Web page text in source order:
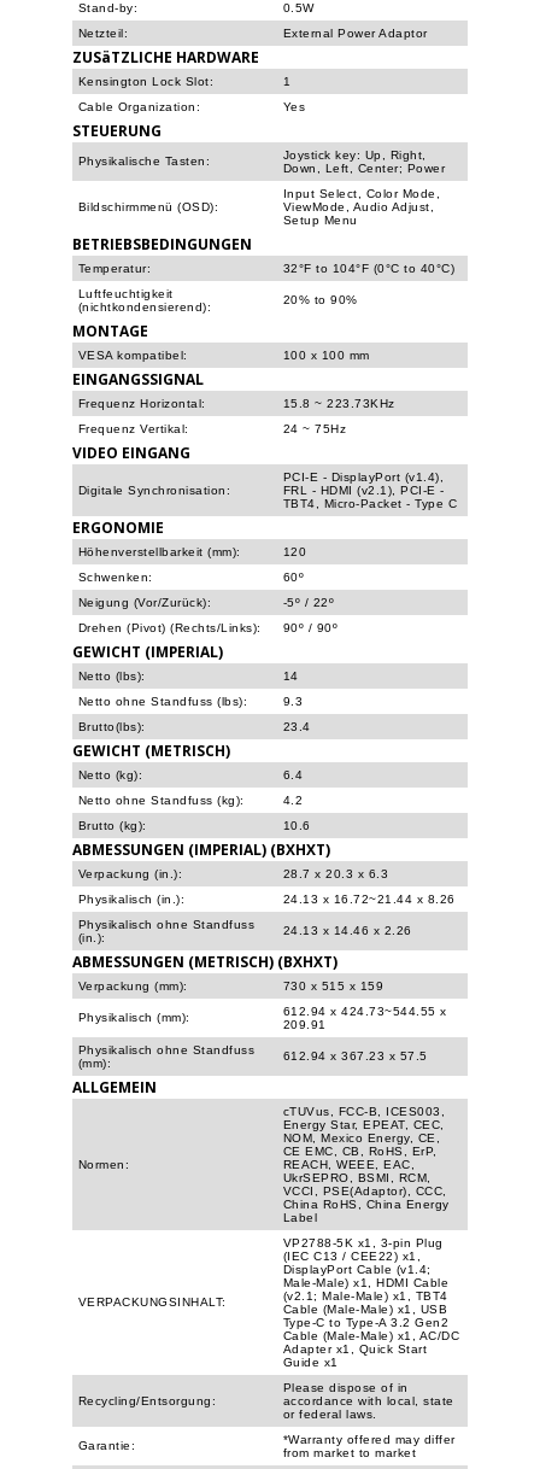
Stand-by:
0.5W
Netzteil:
External Power Adaptor
ZUSäTZLICHE HARDWARE
Kensington Lock Slot:
1
Cable Organization:
Yes
STEUERUNG
Physikalische Tasten:
Joystick key: Up, Right,
Down, Left, Center; Power
Bildschirmmenü (OSD):
Input Select, Color Mode,
ViewMode, Audio Adjust,
Setup Menu
BETRIEBSBEDINGUNGEN
Temperatur:
32°F to 104°F (0°C to 40°C)
Luftfeuchtigkeit
(nichtkondensierend):
20% to 90%
MONTAGE
VESA kompatibel: 100 x 100 mm
EINGANGSSIGNAL
Frequenz Horizontal:
15.8 ~ 223.73KHz
Frequenz Vertikal:
24 ~ 75Hz
VIDEO EINGANG
Digitale Synchronisation:
PCI-E - DisplayPort (v1.4),
FRL - HDMI (v2.1), PCI-E -
TBT4, Micro-Packet - Type C
ERGONOMIE
Höhenverstellbarkeit (mm):
120
Schwenken:
60º
Neigung (Vor/Zurück):
-5º / 22º
Drehen (Pivot) (Rechts/Links):
90º / 90º
GEWICHT (IMPERIAL)
Netto (lbs):
14
Netto ohne Standfuss (lbs):
9.3
Brutto(lbs):
23.4
GEWICHT (METRISCH)
Netto (kg):
6.4
Netto ohne Standfuss (kg):
4.2
Brutto (kg):
10.6
ABMESSUNGEN (IMPERIAL) (BXHXT)
Verpackung (in.):
28.7 x 20.3 x 6.3
Physikalisch (in.):
24.13 x 16.72~21.44 x 8.26
Physikalisch ohne Standfuss
(in.):
24.13 x 14.46 x 2.26
ABMESSUNGEN (METRISCH) (BXHXT)
Verpackung (mm): 730 x 515 x 159
Physikalisch (mm):
612.94 x 424.73~544.55 x
209.91
Physikalisch ohne Standfuss
(mm):
612.94 x 367.23 x 57.5
ALLGEMEIN
Normen:
cTUVus, FCC-B, ICES003,
Energy Star, EPEAT, CEC,
NOM, Mexico Energy, CE,
CE EMC, CB, RoHS, ErP,
REACH, WEEE, EAC,
UkrSEPRO, BSMI, RCM,
VCCI, PSE(Adaptor), CCC,
China RoHS, China Energy
Label
VERPACKUNGSINHALT:
VP2788-5K x1, 3-pin Plug
(IEC C13 / CEE22) x1,
DisplayPort Cable (v1.4;
Male-Male) x1, HDMI Cable
(v2.1; Male-Male) x1, TBT4
Cable (Male-Male) x1, USB
Type-C to Type-A 3.2 Gen2
Cable (Male-Male) x1, AC/DC
Adapter x1, Quick Start
Guide x1
Recycling/Entsorgung:
Please dispose of in
accordance with local, state
or federal laws.
Garantie:
*Warranty offered may differ
from market to market